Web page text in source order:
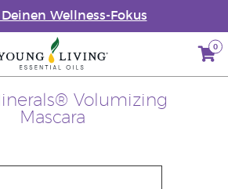
Wellness-Fokus
0
Volumizing
Mascara